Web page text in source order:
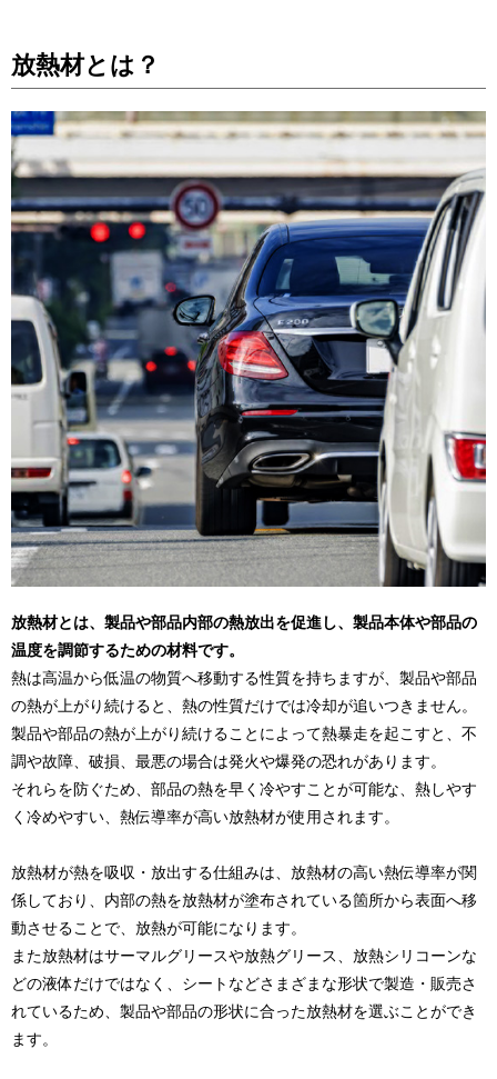
放熱材とは？
放熱材とは、製品や部品内部の熱放出を促進し、製品本体や部品の
温度を調節するための材料です。
熱は高温から低温の物質へ移動する性質を持ちますが、製品や部品
の熱が上がり続けると、熱の性質だけでは冷却が追いつきません。
製品や部品の熱が上がり続けることによって熱暴走を起こすと、不
調や故障、破損、最悪の場合は発火や爆発の恐れがあります。
それらを防ぐため、部品の熱を早く冷やすことが可能な、熱しやす
く冷めやすい、熱伝導率が高い放熱材が使用されます。
放熱材が熱を吸収・放出する仕組みは、放熱材の高い熱伝導率が関
係しており、内部の熱を放熱材が塗布されている箇所から表面へ移
動させることで、放熱が可能になります。
また放熱材はサーマルグリースや放熱グリース、放熱シリコーンな
どの液体だけではなく、シートなどさまざまな形状で製造・販売さ
れているため、製品や部品の形状に合った放熱材を選ぶことができ
ます。